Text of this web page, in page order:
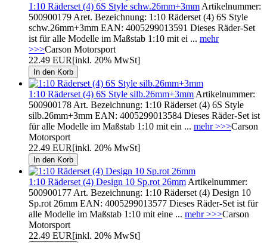
1:10 Räderset (4) 6S Style schw.26mm+3mm Artikelnummer:
500900179 Aret. Bezeichnung: 1:10 Räderset (4) 6S Style
schw.26mm+3mm EAN: 4005299013591 Dieses Räder-Set
ist für alle Modelle im Maßstab 1:10 mit ei ... mehr
>>>Carson Motorsport
22.49 EUR[inkl. 20% MwSt]
1:10 Räderset (4) 6S Style silb.26mm+3mm Artikelnummer:
500900178 Art. Bezeichnung: 1:10 Räderset (4) 6S Style
silb.26mm+3mm EAN: 4005299013584 Dieses Räder-Set ist
für alle Modelle im Maßstab 1:10 mit ein ... mehr >>>Carson
Motorsport
22.49 EUR[inkl. 20% MwSt]
1:10 Räderset (4) Design 10 Sp.rot 26mm Artikelnummer:
500900177 Art. Bezeichnung: 1:10 Räderset (4) Design 10
Sp.rot 26mm EAN: 4005299013577 Dieses Räder-Set ist für
alle Modelle im Maßstab 1:10 mit eine ... mehr >>>Carson
Motorsport
22.49 EUR[inkl. 20% MwSt]